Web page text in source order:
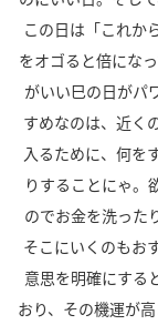
この日は「これか
をオゴると倍にな
がいい巳の日がパ
すめなのは、近く
入るために、何を
りすることにゃ。
のでお金を洗った
そこにいくのもお
意思を明確にする
おり、その機運が